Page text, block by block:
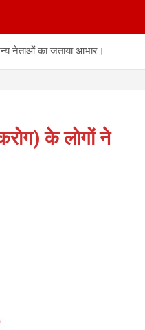
नेताओं का जताया आभार।
के लोगों ने